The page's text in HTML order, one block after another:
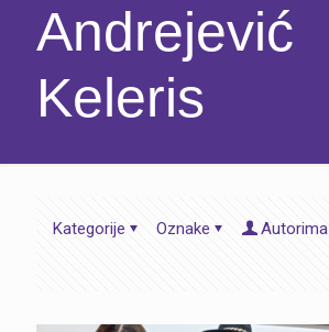
Andrejević
Keleris
Kategorije Oznake
Autorima